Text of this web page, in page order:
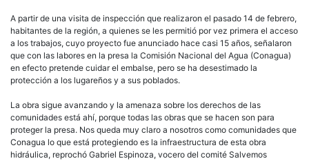
A partir de una visita de inspección que realizaron el pasado 14 de febrero,
habitantes de la región, a quienes se les permitió por vez primera el acceso
a los trabajos, cuyo proyecto fue anunciado hace casi 15 años, señalaron
que con las labores en la presa la Comisión Nacional del Agua (Conagua)
en efecto pretende cuidar el embalse, pero se ha desestimado la
protección a los lugareños y a sus poblados.
La obra sigue avanzando y la amenaza sobre los derechos de las
comunidades está ahí, porque todas las obras que se hacen son para
proteger la presa. Nos queda muy claro a nosotros como comunidades que
Conagua lo que está protegiendo es la infraestructura de esta obra
hidráulica, reprochó Gabriel Espinoza, vocero del comité Salvemos